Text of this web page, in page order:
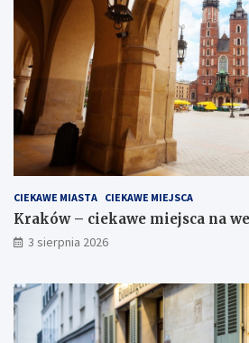
CIEKAWE MIASTA CIEKAWE MIEJSCA
Kraków – ciekawe miejsca na
3 sierpnia 2026